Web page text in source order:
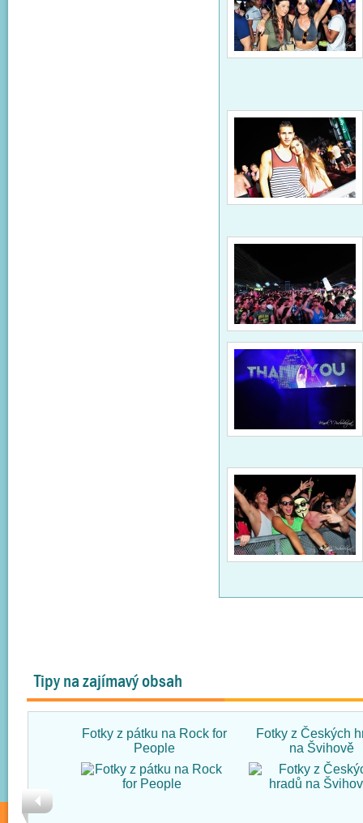
Tipy na zajímavý obsah
Fotky z pátku na Rock for
People
Fotky z Českých
na Švihově